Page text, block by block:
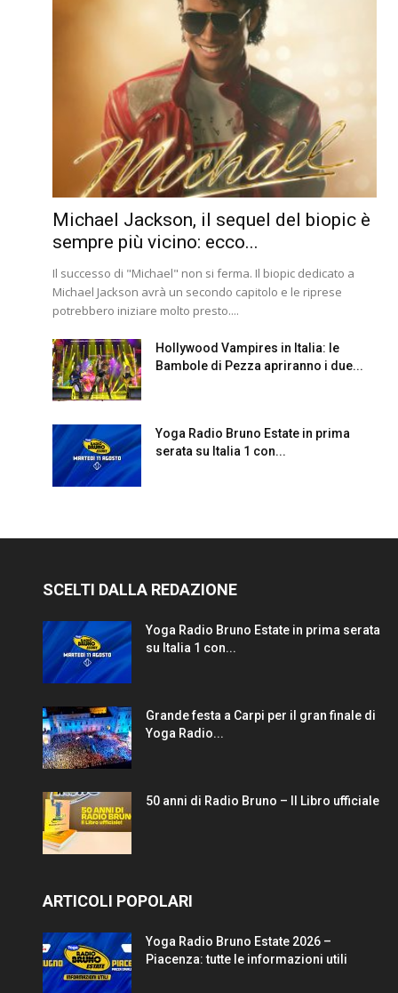
Michael Jackson, il sequel del biopic è
sempre più vicino: ecco...
Il successo di "Michael" non si ferma. Il biopic dedicato a
Michael Jackson avrà un secondo capitolo e le riprese
potrebbero iniziare molto presto....
Hollywood Vampires in Italia: le
Bambole di Pezza apriranno i due...
Yoga Radio Bruno Estate in prima
serata su Italia 1 con...
SCELTI DALLA REDAZIONE
Yoga Radio Bruno Estate in prima serata
su Italia 1 con...
Grande festa a Carpi per il gran finale di
Yoga Radio...
50 anni di Radio Bruno – Il Libro ufficiale
ARTICOLI POPOLARI
Yoga Radio Bruno Estate 2026 –
Piacenza: tutte le informazioni utili